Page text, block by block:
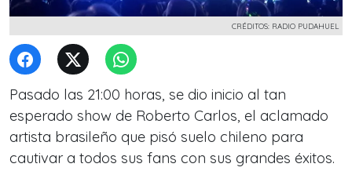
CRÉDITOS: RADIO PUDAHUEL
Pasado las 21:00 horas, se dio inicio al tan
esperado show de Roberto Carlos, el aclamado
artista brasileño que pisó suelo chileno para
cautivar a todos sus fans con sus grandes éxitos.